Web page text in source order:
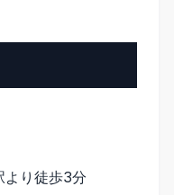
より徒歩3分